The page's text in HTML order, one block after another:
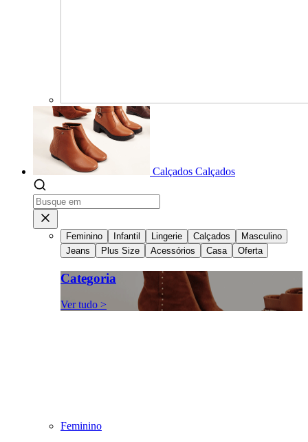
Calçados Calçados
Feminino Infantil Lingerie Calçados
Masculino
Jeans
Plus Size Acessórios Casa Oferta
Categoria
Ver tudo >
Feminino